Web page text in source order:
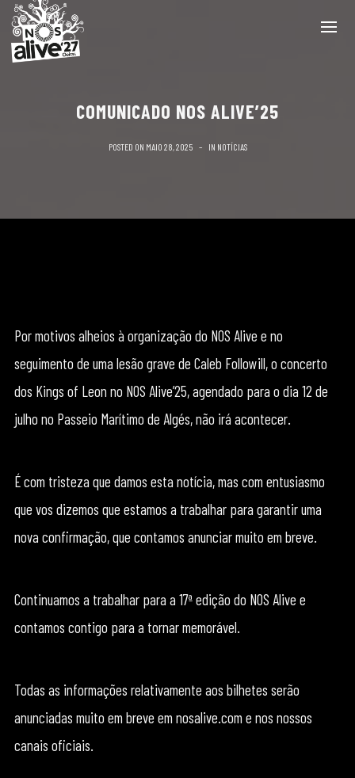
COMUNICADO NOS ALIVE’25
POSTED ON MAIO 28, 2025 IN NOTÍCIAS
Por motivos alheios à organização do NOS Alive e no
seguimento de uma lesão grave de Caleb Followill, o concerto
dos Kings of Leon no NOS Alive’25, agendado para o dia 12 de
julho no Passeio Marítimo de Algés, não irá acontecer.
É com tristeza que damos esta notícia, mas com entusiasmo
que vos dizemos que estamos a trabalhar para garantir uma
nova confirmação, que contamos anunciar muito em breve.
Continuamos a trabalhar para a 17ª edição do NOS Alive e
contamos contigo para a tornar memorável.
Todas as informações relativamente aos bilhetes serão
anunciadas muito em breve em nosalive.com e nos nossos
canais oficiais.